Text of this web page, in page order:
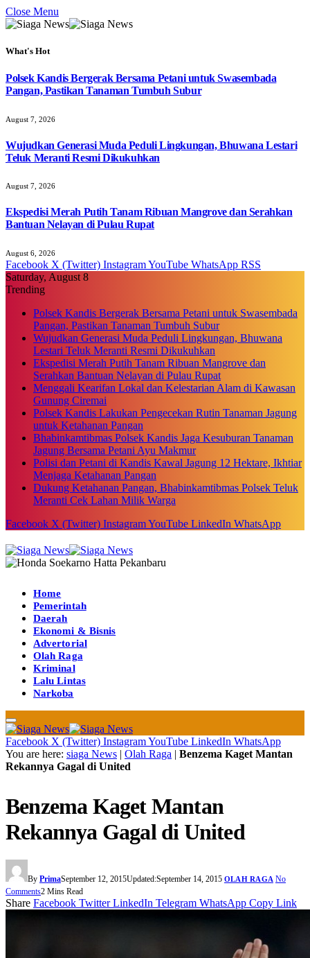
Close Menu
What's Hot
Polsek Kandis Bergerak Bersama Petani untuk Swasembada
Pangan, Pastikan Tanaman Tumbuh Subur
August 7, 2026
Wujudkan Generasi Muda Peduli Lingkungan, Bhuwana Lestari
Teluk Meranti Resmi Dikukuhkan
August 7, 2026
Ekspedisi Merah Putih Tanam Ribuan Mangrove dan Serahkan
Bantuan Nelayan di Pulau Rupat
August 6, 2026
Facebook X (Twitter) InstagramYouTube WhatsApp RSS
Saturday, August 8
Trending
Polsek Kandis Bergerak Bersama Petani untuk Swasembada
Pangan, Pastikan Tanaman Tumbuh Subur
Wujudkan Generasi Muda Peduli Lingkungan, Bhuwana
Lestari Teluk Meranti Resmi Dikukuhkan
Ekspedisi Merah Putih Tanam Ribuan Mangrove dan
Serahkan Bantuan Nelayan di Pulau Rupat
Menggali Kearifan Lokal dan Kelestarian Alam di Kawasan
Gunung Ciremai
Polsek Kandis Lakukan Pengecekan Rutin Tanaman Jagung
untuk Ketahanan Pangan
Bhabinkamtibmas Polsek Kandis Jaga Kesuburan Tanaman
Jagung Bersama Petani Ayu Makmur
Polisi dan Petani di Kandis Kawal Jagung 12 Hektare, Ikhtiar
Menjaga Ketahanan Pangan
Dukung Ketahanan Pangan, Bhabinkamtibmas Polsek Teluk
Meranti Cek Lahan Milik Warga
Facebook X (Twitter) InstagramYouTube LinkedIn WhatsApp
Home
Pemerintah
Daerah
Ekonomi & Bisnis
Advertorial
Olah Raga
Kriminal
Lalu Lintas
Narkoba
Facebook X (Twitter) InstagramYouTube LinkedIn WhatsApp
You are here: siaga News | Olah Raga | Benzema Kaget Mantan
Rekannya Gagal di United
Benzema Kaget Mantan
Rekannya Gagal di United
By PrimaSeptember 12, 2015Updated:September 14, 2015 OLAH RAGA No
Comments2 Mins Read
Share Facebook Twitter LinkedIn Telegram WhatsApp Copy Link